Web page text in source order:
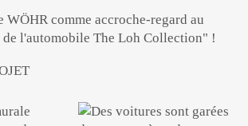
WÖHR comme accroche-regard au
l'automobile The Loh Collection" !